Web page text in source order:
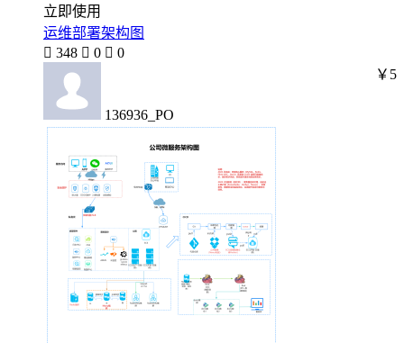
立即使用
运维部署架构图
 348  0  0
136936_PO
￥5